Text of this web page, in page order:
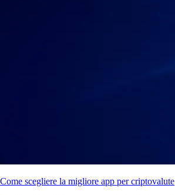
Come scegliere la migliore app per criptovalute